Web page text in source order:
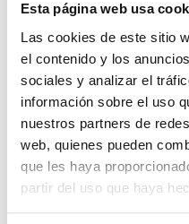
Esta página web usa
Las cookies de este sitio
el contenido y los
sociales y analizar el
información sobre el uso
nuestros partners de
web, quienes pueden
que les haya
partir del uso que haya
Tranquilidad
Tags
atención al
europeo billetes
negocios Dinerodinero